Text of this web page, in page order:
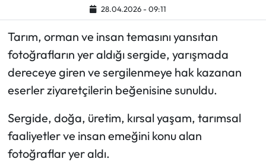
28.04.2026 - 09:11
Tarım, orman ve insan temasını yansıtan
fotoğrafların yer aldığı sergide, yarışmada
dereceye giren ve sergilenmeye hak kazanan
eserler ziyaretçilerin beğenisine sunuldu.
Sergide, doğa, üretim, kırsal yaşam, tarımsal
faaliyetler ve insan emeğini konu alan
fotoğraflar yer aldı.
BIK
ASTROLOJİ
Spor Yazıları
Mektup Galeri
Ekonomi